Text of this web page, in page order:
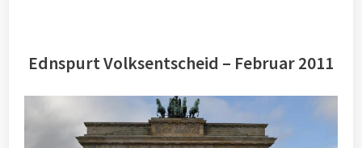
Ednspurt Volksentscheid – Februar 2011